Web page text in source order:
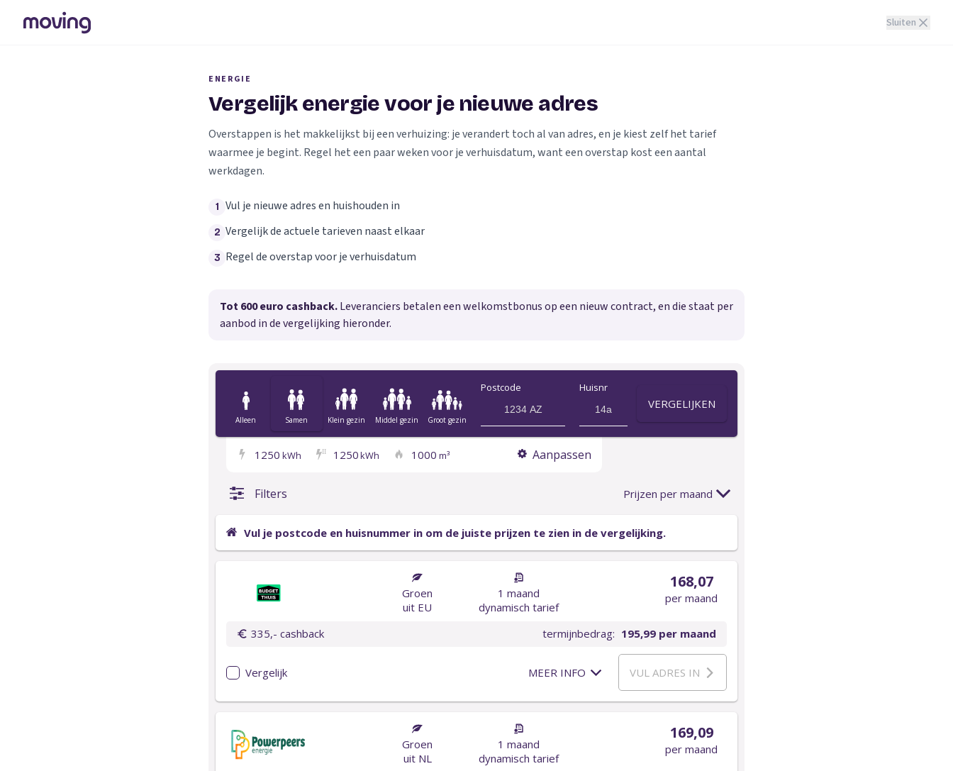
Sluiten
ENERGIE
Vergelijk energie voor je nieuwe adres
Overstappen is het makkelijkst bij een verhuizing: je verandert toch al van adres, en je kiest zelf het tarief
waarmee je begint. Regel het een paar weken voor je verhuisdatum, want een overstap kost een aantal
werkdagen.
1 Vul je nieuwe adres en huishouden in
2 Vergelijk de actuele tarieven naast elkaar
3 Regel de overstap voor je verhuisdatum
Tot 600 euro cashback.Leveranciers betalen een welkomstbonus op een nieuw contract, en die staat per
aanbod in de vergelijking hieronder.